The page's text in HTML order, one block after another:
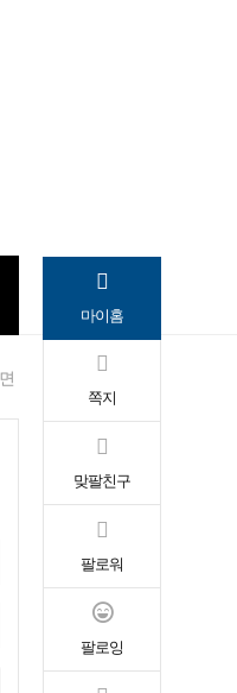
마이홈
쪽지
맞팔친구
팔로워
팔로잉